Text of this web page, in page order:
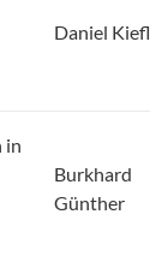
Daniel Kiefl
in
Burkhard
Günther